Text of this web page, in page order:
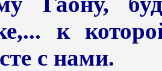
к кот
с нами.